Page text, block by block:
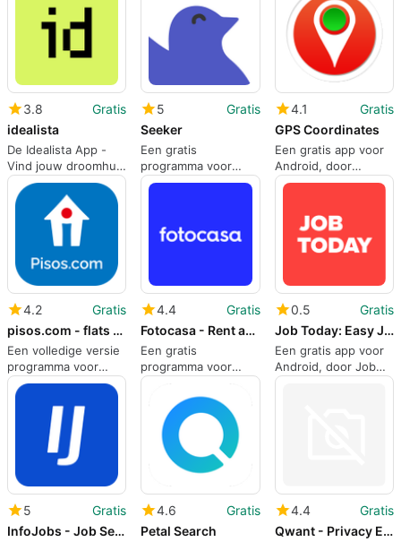
3.8
Gratis
idealista
De Idealista App -
Vind jouw droomhuis
in Spanje, Italië en
Portugal.
5
Gratis
Seeker
Een gratis
programma voor
Android, gemaakt
4.1
Gratis
GPS Coordinates
Een gratis app voor
Android, door
Financept.
4.2
Gratis
pisos.com - flats and houses
Een volledige versie
programma voor
Android, door
pisos.com.
4.4
Gratis
Fotocasa - Rent and sale
Een gratis
programma voor
Android, door
Anuntis
Segundamano
España SL.
0.5
Gratis
Job Today: Easy Job Search
Een gratis app voor
Android, door Job
Today SA.
5
Gratis
InfoJobs - Job Search
4.6
Gratis
Petal Search
4.4
Gratis
Qwant - Privacy Ethics